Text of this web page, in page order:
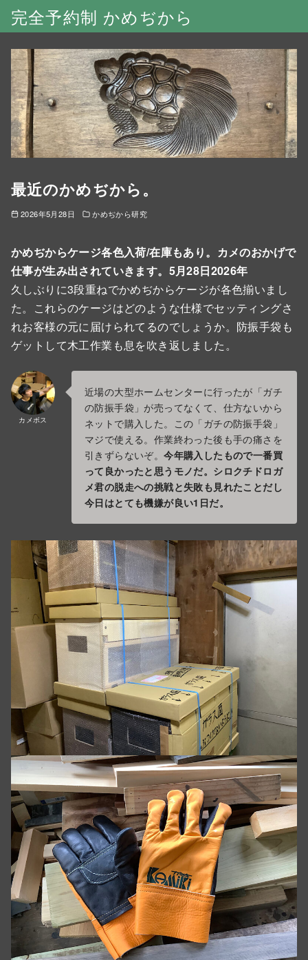
完全予約制 かめぢから
最近のかめぢから。
2026年5月28日 かめぢから研究
かめぢからケージ各色入荷/在庫もあり。カメのおかげで
仕事が生み出されていきます。5月28日2026年
久しぶりに3段重ねでかめぢからケージが各色揃いまし
た。これらのケージはどのような仕様でセッティングさ
れお客様の元に届けられてるのでしょうか。防振手袋も
ゲットして木工作業も息を吹き返しました。
カメボス
近場の大型ホームセンターに行ったが「ガチ
の防振手袋」が売ってなくて、仕方ないから
ネットで購入した。この「ガチの防振手袋」
マジで使える。作業終わった後も手の痛さを
引きずらないぞ。今年購入したもので一番買
って良かったと思うモノだ。シロクチドロガ
メ君の脱走への挑戦と失敗も見れたことだし
今日はとても機嫌が良い1日だ。